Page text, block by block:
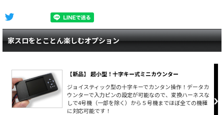
家スロをとことん楽しむオプション
【新品】 超小型！十字キー式ミニカウンター
ジョイスティック型の十字キーでカンタン操作！データカ
ウンターで入力ピンの設定が可能なので、変換ハーネスな
しで4号機（一部を除く）から５号機までほぼ全ての機種
に対応可能です！